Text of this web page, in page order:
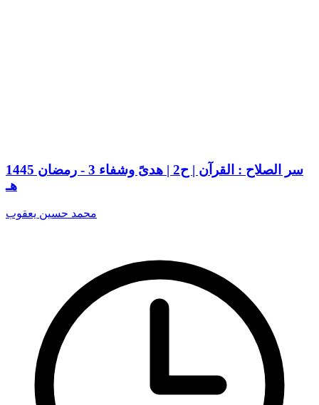
سر الصلاح : القرآن | ح2 | هدىً وشفاء 3 - رمضان 1445
هـ
محمد حسين يعقوب